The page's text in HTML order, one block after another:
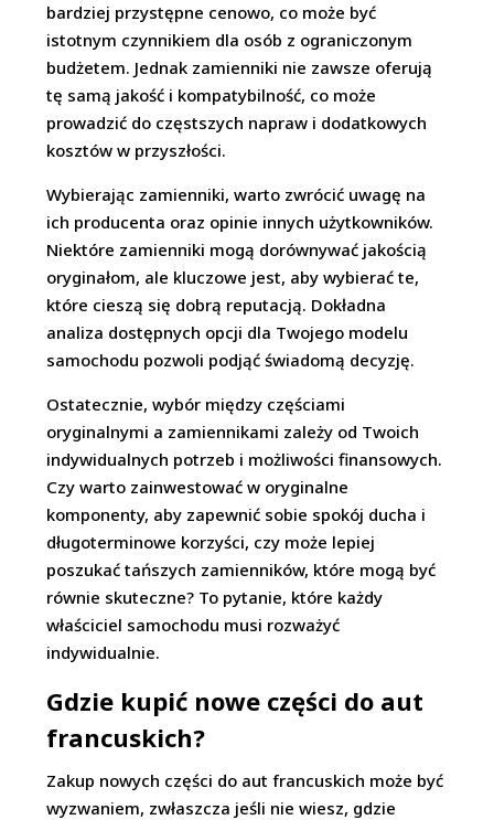
bardziej przystępne cenowo, co może być
istotnym czynnikiem dla osób z ograniczonym
budżetem. Jednak zamienniki nie zawsze oferują
tę samą jakość i kompatybilność, co może
prowadzić do częstszych napraw i dodatkowych
kosztów w przyszłości.
Wybierając zamienniki, warto zwrócić uwagę na
ich producenta oraz opinie innych użytkowników.
Niektóre zamienniki mogą dorównywać jakością
oryginałom, ale kluczowe jest, aby wybierać te,
które cieszą się dobrą reputacją. Dokładna
analiza dostępnych opcji dla Twojego modelu
samochodu pozwoli podjąć świadomą decyzję.
Ostatecznie, wybór między częściami
oryginalnymi a zamiennikami zależy od Twoich
indywidualnych potrzeb i możliwości finansowych.
Czy warto zainwestować w oryginalne
komponenty, aby zapewnić sobie spokój ducha i
długoterminowe korzyści, czy może lepiej
poszukać tańszych zamienników, które mogą być
równie skuteczne? To pytanie, które każdy
właściciel samochodu musi rozważyć
indywidualnie.
Gdzie kupić nowe części do aut
francuskich?
Zakup nowych części do aut francuskich może być
wyzwaniem, zwłaszcza jeśli nie wiesz, gdzie